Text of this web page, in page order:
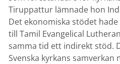
Tiruppattur lämnade hon
Det ekonomiska stödet
till Tamil Evangelical
samma tid ett indirekt stöd.
Svenska kyrkans